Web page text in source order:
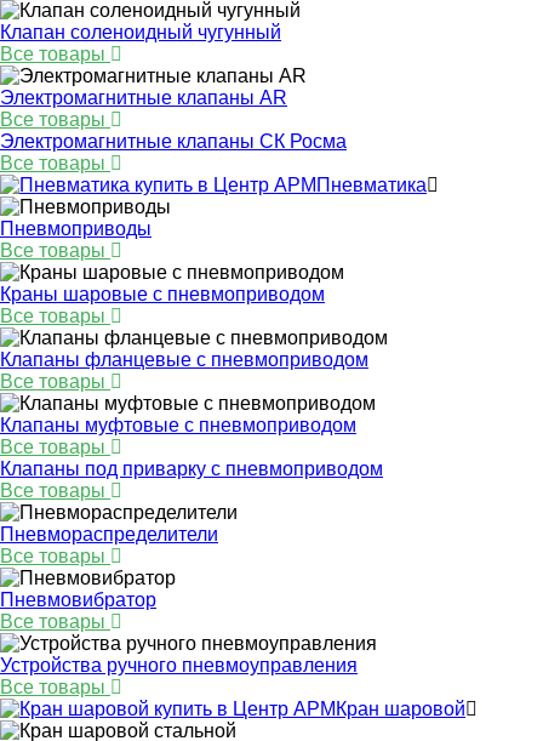
Клапан соленоидный чугунный
Все товары
Электромагнитные клапаны AR
Все товары
Электромагнитные клапаны СК Росма
Все товары
Пневматика
Пневмоприводы
Все товары
Краны шаровые с пневмоприводом
Все товары
Клапаны фланцевые с пневмоприводом
Все товары
Клапаны муфтовые с пневмоприводом
Все товары
Клапаны под приварку с пневмоприводом
Все товары
Пневмораспределители
Все товары
Пневмовибратор
Все товары
Устройства ручного пневмоуправления
Все товары
Кран шаровой